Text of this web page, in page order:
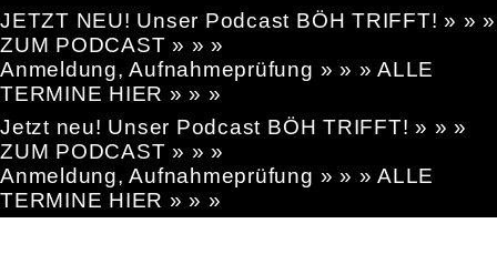
JETZT NEU! Unser Podcast BÖH TRIFFT! » » »
ZUM PODCAST » » »
Anmeldung, Aufnahmeprüfung » » » ALLE
TERMINE HIER » » »
Jetzt neu! Unser Podcast BÖH TRIFFT! » » »
ZUM PODCAST » » »
Anmeldung, Aufnahmeprüfung » » » ALLE
TERMINE HIER » » »